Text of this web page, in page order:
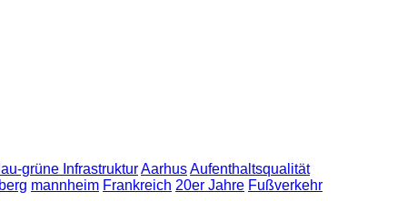
grüne InfrastrukturAarhusAufenthaltsqualität
mannheim Frankreich 20er Jahre Fußverkehr